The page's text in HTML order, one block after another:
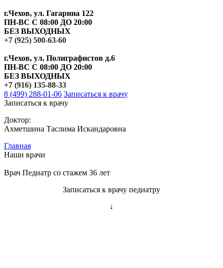
г.Чехов, ул. Гагарина 122
ПН-ВС С 08:00 ДО 20:00
БЕЗ ВЫХОДНЫХ
+7 (925) 500-63-60
г.Чехов, ул. Полиграфистов д.6
ПН-ВС С 08:00 ДО 20:00
БЕЗ ВЫХОДНЫХ
+7 (916) 135-88-33
8 (499) 288-01-06 Записаться к врачу
Записаться к врачу
Доктор:
Ахметшина Таслима Искандаровна
Главная
Наши врачи
Врач Педиатр со стажем 36 лет
Записаться к врачу педиатру
↓